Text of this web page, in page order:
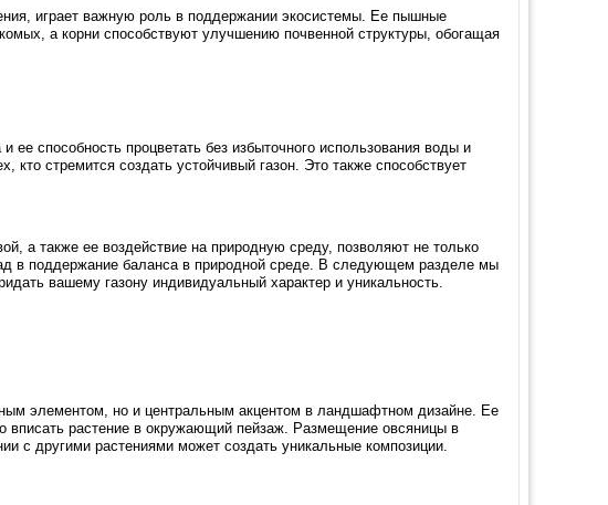
играет важную роль в поддержании экосистемы. Ее пышные
а корни способствуют улучшению почвенной структуры, обогащая
ее способность процветать без избыточного использования воды и
стремится создать устойчивый газон. Это также способствует
а также ее воздействие на природную среду, позволяют не только
в поддержание баланса в природной среде. В следующем разделе мы
вашему газону индивидуальный характер и уникальность.
элементом, но и центральным акцентом в ландшафтном дизайне. Ее
вписать растение в окружающий пейзаж. Размещение овсяницы в
с другими растениями может создать уникальные композиции.